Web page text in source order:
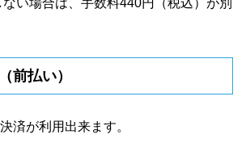
前払い）
済が利用出来ます。